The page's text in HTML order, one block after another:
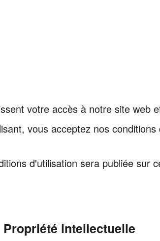
votre accès à notre site web
vous acceptez nos
d'utilisation sera publiée sur
intellectuelle